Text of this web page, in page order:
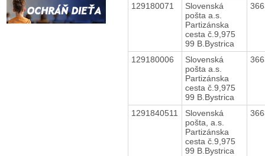
129180071
Slovenská
pošta a.s.
Partizánska
cesta č.9,975
99 B.Bystrica
129180006
Slovenská
pošta a.s.
Partizánska
cesta č.9,975
99 B.Bystrica
1291840511
Slovenská
pošta, a.s.
Partizánska
cesta č.9,975
99 B.Bystrica